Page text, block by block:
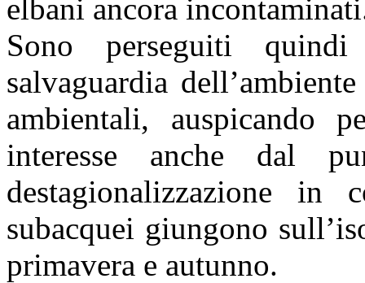
elbani ancora
Sono perseguiti
salvaguardia
ambientali, auspicando
interesse anche dal
destagionalizzazione
subacquei giungono
primavera e autunno.